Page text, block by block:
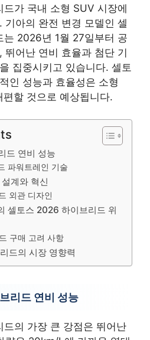
가 국내 소형 SUV 시장에
기아의 완전 변경 모델인 셀
는 2026년 1월 27일부터 공
뛰어난 연비 효율과 첨단 기
집중시키고 있습니다. 셀토
인 성능과 효율성은 소형
할 것으로 예상됩니다.
드 연비 성능
파워트레인 기술
계와 혁신
외관 디자인
셀토스 2026 하이브리드 위
구매 고려 사항
드의 시장 영향력
리드 연비 성능
의 가장 큰 강점은 뛰어난